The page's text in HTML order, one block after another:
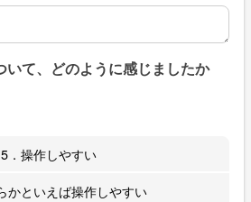
た具体的な理由があればご記入くだ
いて、どのように感じましたか
5．操作しやすい
かといえば操作しやすい